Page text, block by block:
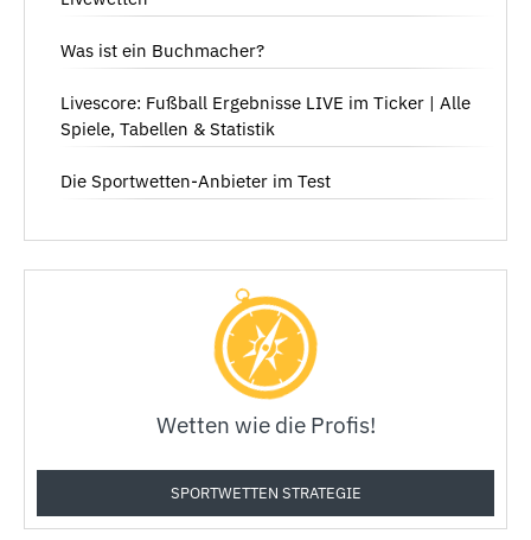
Was ist ein Buchmacher?
Livescore: Fußball Ergebnisse LIVE im Ticker | Alle
Spiele, Tabellen & Statistik
Die Sportwetten-Anbieter im Test
Wetten wie die Profis!
SPORTWETTEN STRATEGIE